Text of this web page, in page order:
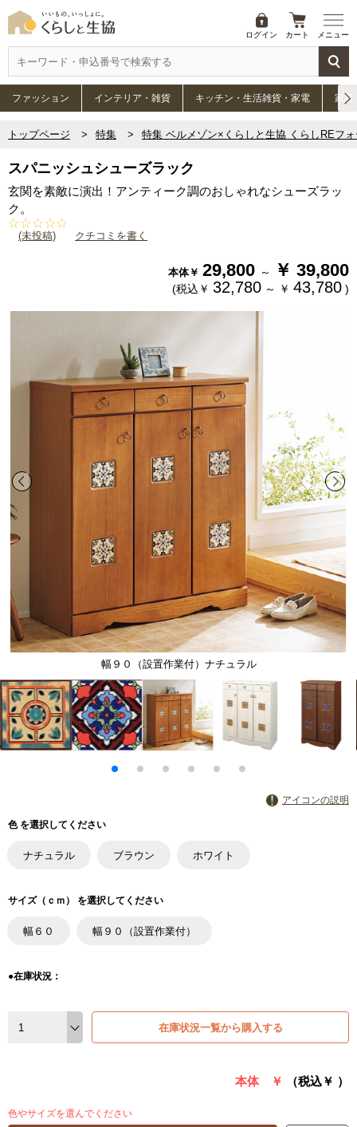
ログイン カート メニュー
ファッション インテリア・雑貨 キッチン・生活雑貨・家電 家具
トップページ 特集 特集 ベルメゾン×くらしと生協 くらしREフ
スパニッシュシューズラック
玄関を素敵に演出！アンティーク調のおしゃれなシューズラッ
ク。
(未投稿) クチコミを書く
本体￥ 29,800 ～ ￥ 39,800
(税込￥ 32,780 ～ ￥ 43,780 )
幅９０（設置作業付）ナチュラル
アイコンの説明
色 を選択してください
ナチュラル ブラウン ホワイト
サイズ（ｃｍ） を選択してください
幅６０ 幅９０（設置作業付）
●在庫状況：
在庫状況一覧から購入する
本体 ￥ （税込￥ ）
色やサイズを選んでください